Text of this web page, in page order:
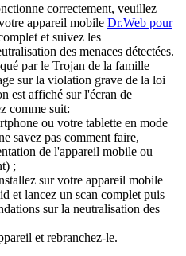
correctement, veuillez
appareil mobile Dr.Web pour
et suivez les
des menaces détectées.
par le Trojan de la famille
sur la violation grave de la loi
est affiché sur l'écran de
comme suit:
ou votre tablette en mode
savez pas comment faire,
de l'appareil mobile ou
;
sur votre appareil mobile
et lancez un scan complet puis
sur la neutralisation des
et rebranchez-le.